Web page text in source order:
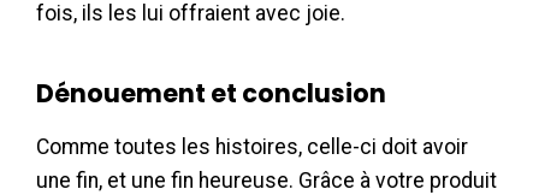
fois, ils les lui offraient avec joie.
Dénouement et conclusion
Comme toutes les histoires, celle-ci doit avoir
une fin, et une fin heureuse. Grâce à votre produit